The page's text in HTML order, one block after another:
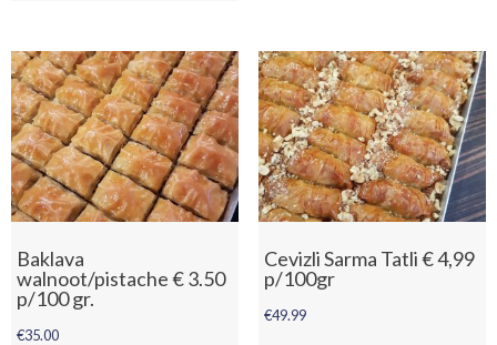
Baklava
walnoot/pistache € 3.50
p/100 gr.
€35.00
Cevizli Sarma Tatli € 4,99
p/100gr
€49.99